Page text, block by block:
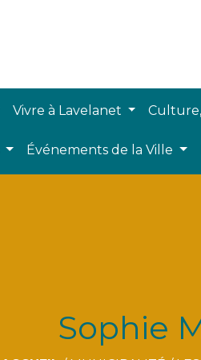
Vivre à Lavelanet
Événements de la Ville
Sophie